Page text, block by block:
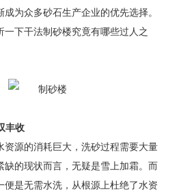
为众多砂石生产企业的优先选择。
下干法制砂楼究竟有哪些过人之
丰收
资源的消耗巨大，洗砂过程需要大量
缺的现状而言，无疑是雪上加霜。而
是无需水洗，从根源上杜绝了水资